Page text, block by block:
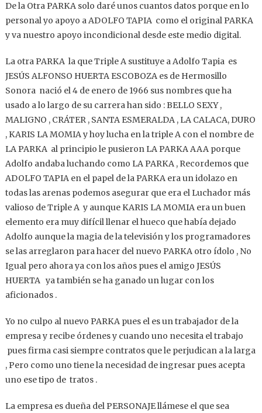
De la Otra PARKA solo daré unos cuantos datos porque en lo
personal yo apoyo a ADOLFO TAPIA como el original PARKA
y va nuestro apoyo incondicional desde este medio digital.
La otra PARKA la que Triple A sustituye a Adolfo Tapia es
JESÚS ALFONSO HUERTA ESCOBOZA es de Hermosillo
Sonora nació el 4 de enero de 1966 sus nombres que ha
usado a lo largo de su carrera han sido : BELLO SEXY ,
MALIGNO , CRÁTER , SANTA ESMERALDA , LA CALACA, DURO
, KARIS LA MOMIA y hoy lucha en la triple A con el nombre de
LA PARKA al principio le pusieron LA PARKA AAA porque
Adolfo andaba luchando como LA PARKA , Recordemos que
ADOLFO TAPIA en el papel de la PARKA era un idolazo en
todas las arenas podemos asegurar que era el Luchador más
valioso de Triple A y aunque KARIS LA MOMIA era un buen
elemento era muy difícil llenar el hueco que había dejado
Adolfo aunque la magia de la televisión y los programadores
se las arreglaron para hacer del nuevo PARKA otro ídolo , No
Igual pero ahora ya con los años pues el amigo JESÚS
HUERTA ya también se ha ganado un lugar con los
aficionados .
Yo no culpo al nuevo PARKA pues el es un trabajador de la
empresa y recibe órdenes y cuando uno necesita el trabajo
pues firma casi siempre contratos que le perjudican a la larga
, Pero como uno tiene la necesidad de ingresar pues acepta
uno ese tipo de tratos .
La empresa es dueña del PERSONAJE llámese el que sea